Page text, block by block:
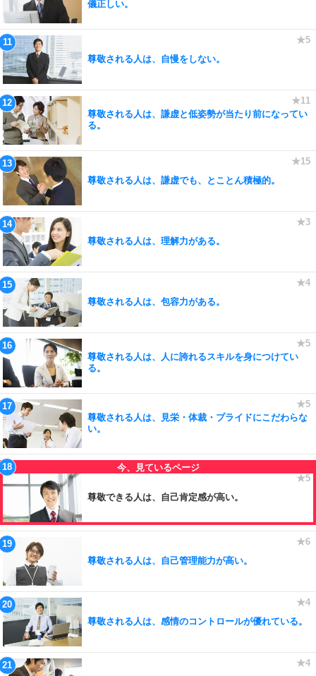
儀正しい。
尊敬される人は、自慢をしない。
尊敬される人は、謙虚と低姿勢が当たり前になってい
る。
尊敬される人は、謙虚でも、とことん積極的。
尊敬される人は、理解力がある。
尊敬される人は、包容力がある。
尊敬される人は、人に誇れるスキルを身につけてい
る。
尊敬される人は、見栄・体裁・プライドにこだわらな
い。
尊敬できる人は、自己肯定感が高い。
尊敬される人は、自己管理能力が高い。
尊敬される人は、感情のコントロールが優れている。